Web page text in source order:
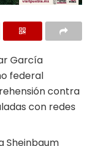
García
federal
contra
con redes
Sheinbaum